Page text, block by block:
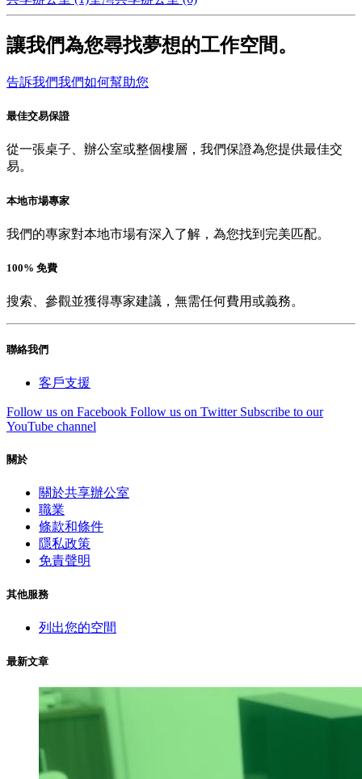
讓我們為您尋找夢想的工作空間。
告訴我們我們如何幫助您
最佳交易保證
從一張桌子、辦公室或整個樓層，我們保證為您提供最佳交
易。
本地市場專家
我們的專家對本地市場有深入了解，為您找到完美匹配。
100% 免費
搜索、參觀並獲得專家建議，無需任何費用或義務。
聯絡我們
客戶支援
Follow us on Facebook Follow us on Twitter Subscribe to our
YouTube channel
關於
關於共享辦公室
職業
條款和條件
隱私政策
免責聲明
其他服務
列出您的空間
最新文章